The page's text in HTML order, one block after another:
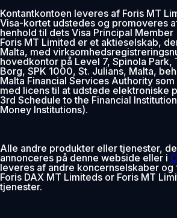
Kontantkontoen leveres af Foris MT
Visa-kortet udstedes og promoveres
henhold til dets Visa Principal Member
Foris MT Limited er et aktieselskab,
Malta, med
hovedkontor på Level 7, Spinola Park,
Borg, SPK 1000, St. Julians, Malta,
Malta Financial Services Authority
med licens til at udstede elektroniske
3rd Schedule to the Financial
Money Institutions).
Alle andre produkter eller tjenester,
annonceres på denne webside eller i
leveres af andre koncernselskaber
Foris DAX MT Limiteds or Foris MT
tjenester.